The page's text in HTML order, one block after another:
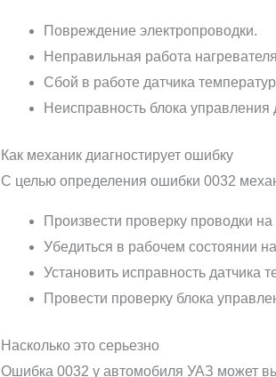
Повреждение электропроводки.
Неправильная работа
Сбой в работе датчика
Неисправность блока управления
Как механик диагностирует ошибку
С целью определения ошибки 0032
Произвести проверку проводки
Убедиться в рабочем состоянии
Установить исправность датчика
Провести проверку блока
Насколько это серьезно
Ошибка 0032 у автомобиля УАЗ может